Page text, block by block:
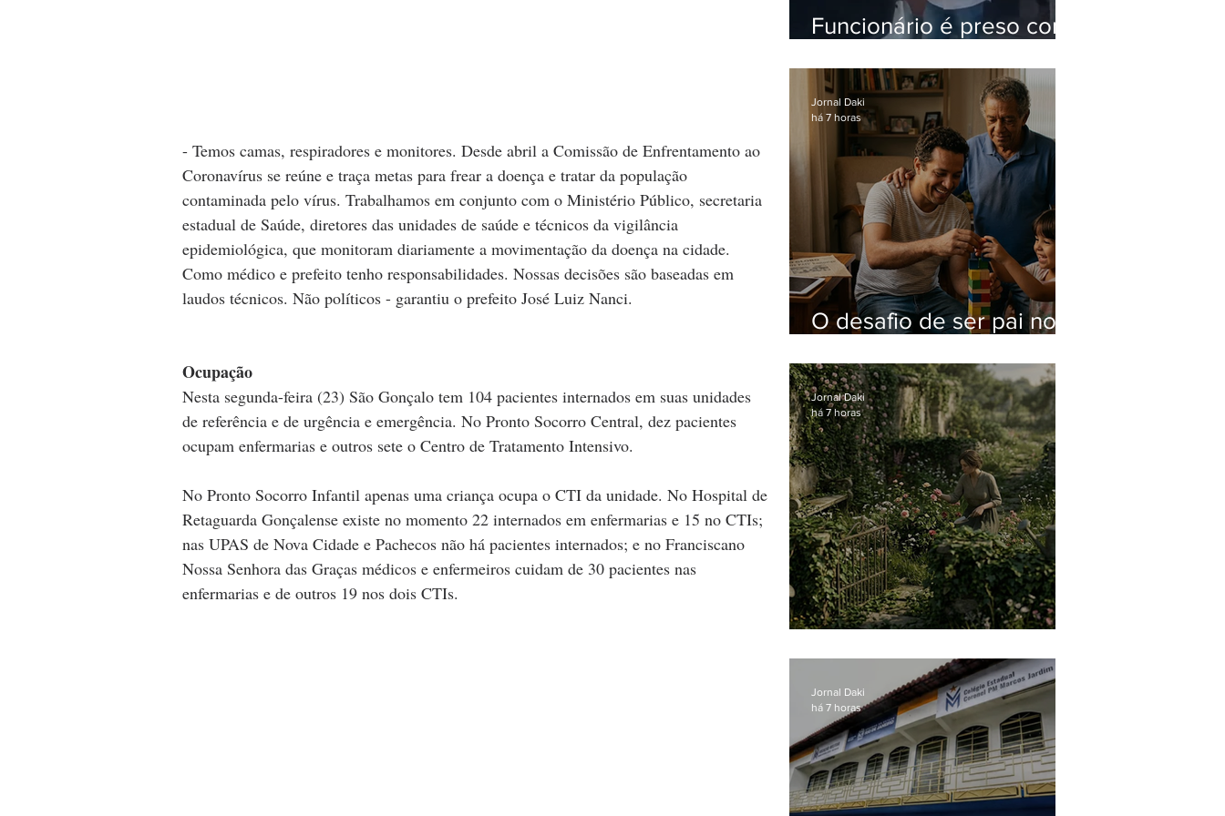
- Temos camas, respiradores e monitores. Desde abril a Comissão de Enfrentamento ao
Coronavírus se reúne e traça metas para frear a doença e tratar da população
contaminada pelo vírus. Trabalhamos em conjunto com o Ministério Público, secretaria
estadual de Saúde, diretores das unidades de saúde e técnicos da vigilância
epidemiológica, que monitoram diariamente a movimentação da doença na cidade.
Como médico e prefeito tenho responsabilidades. Nossas decisões são baseadas em
laudos técnicos. Não políticos - garantiu o prefeito José Luiz Nanci.
Ocupação
Nesta segunda-feira (23) São Gonçalo tem 104 pacientes internados em suas unidades
de referência e de urgência e emergência. No Pronto Socorro Central, dez pacientes
ocupam enfermarias e outros sete o Centro de Tratamento Intensivo.
No Pronto Socorro Infantil apenas uma criança ocupa o CTI da unidade. No Hospital de
Retaguarda Gonçalense existe no momento 22 internados em enfermarias e 15 no CTIs;
nas UPAS de Nova Cidade e Pachecos não há pacientes internados; e no Franciscano
Nossa Senhora das Graças médicos e enfermeiros cuidam de 30 pacientes nas
enfermarias e de outros 19 nos dois CTIs.
Funcionário é preso com
do Hospital do Andaraí
O desafio de ser pai no
Jornal Daki
há 7 horas
Jornal Daki
há 7 horas
Jornal Daki
há 7 horas